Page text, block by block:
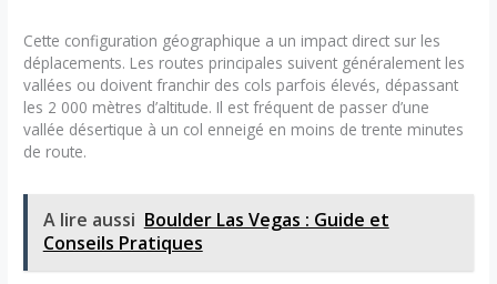
Cette configuration géographique a un impact direct sur les
déplacements. Les routes principales suivent généralement les
vallées ou doivent franchir des cols parfois élevés, dépassant
les 2 000 mètres d’altitude. Il est fréquent de passer d’une
vallée désertique à un col enneigé en moins de trente minutes
de route.
A lire aussi Boulder Las Vegas : Guide et
Conseils Pratiques